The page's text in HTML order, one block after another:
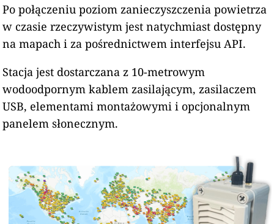
Po połączeniu poziom zanieczyszczenia powietrza
w czasie rzeczywistym jest natychmiast dostępny
na mapach i za pośrednictwem interfejsu API.
Stacja jest dostarczana z 10-metrowym
wodoodpornym kablem zasilającym, zasilaczem
USB, elementami montażowymi i opcjonalnym
panelem słonecznym.